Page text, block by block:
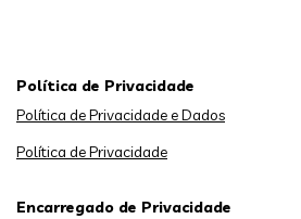
Política de Privacidade
Política de Privacidade e Dados
Política de Privacidade
Encarregado de Privacidade